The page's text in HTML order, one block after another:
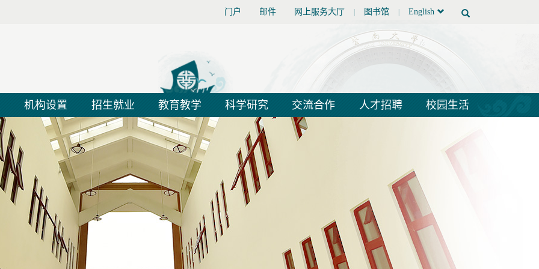
门户 邮件 网上服务大厅 图书馆 English
机构设置 招生就业 教育教学 科学研究 交流合作 人才招聘 校园生活